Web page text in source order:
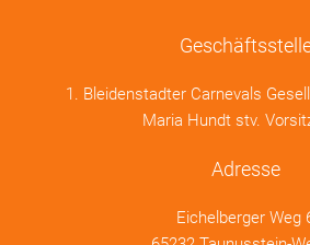
1. Bleidenstadter Carnevals
Maria Hundt stv.
Adresse
Eichelberger Weg